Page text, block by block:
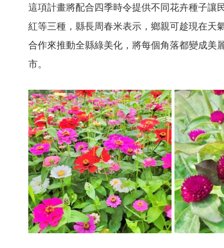
這項計畫將配合四季時令提供不同花卉種子讓
紅等三種，縣長周春米表示，鄉親可趁現在天
合作來推動全縣綠美化，將每個角落都變成美
市。